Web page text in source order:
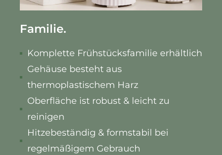
Familie.
Komplette Frühstücksfamilie erhältlich
Gehäuse besteht aus
thermoplastischem Harz
Oberfläche ist robust & leicht zu
reinigen
Hitzebeständig & formstabil bei
regelmäßigem Gebrauch